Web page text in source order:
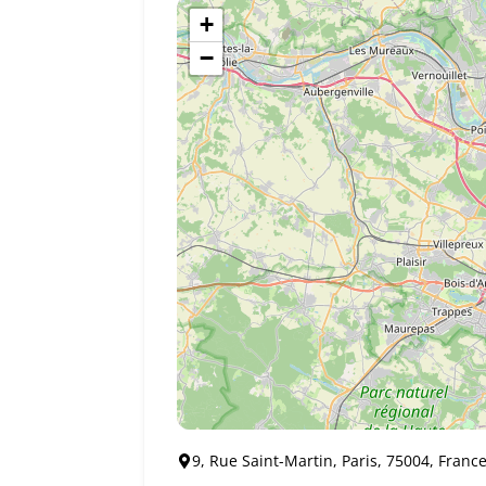
+
−
9, Rue Saint-Martin, Paris, 75004, France